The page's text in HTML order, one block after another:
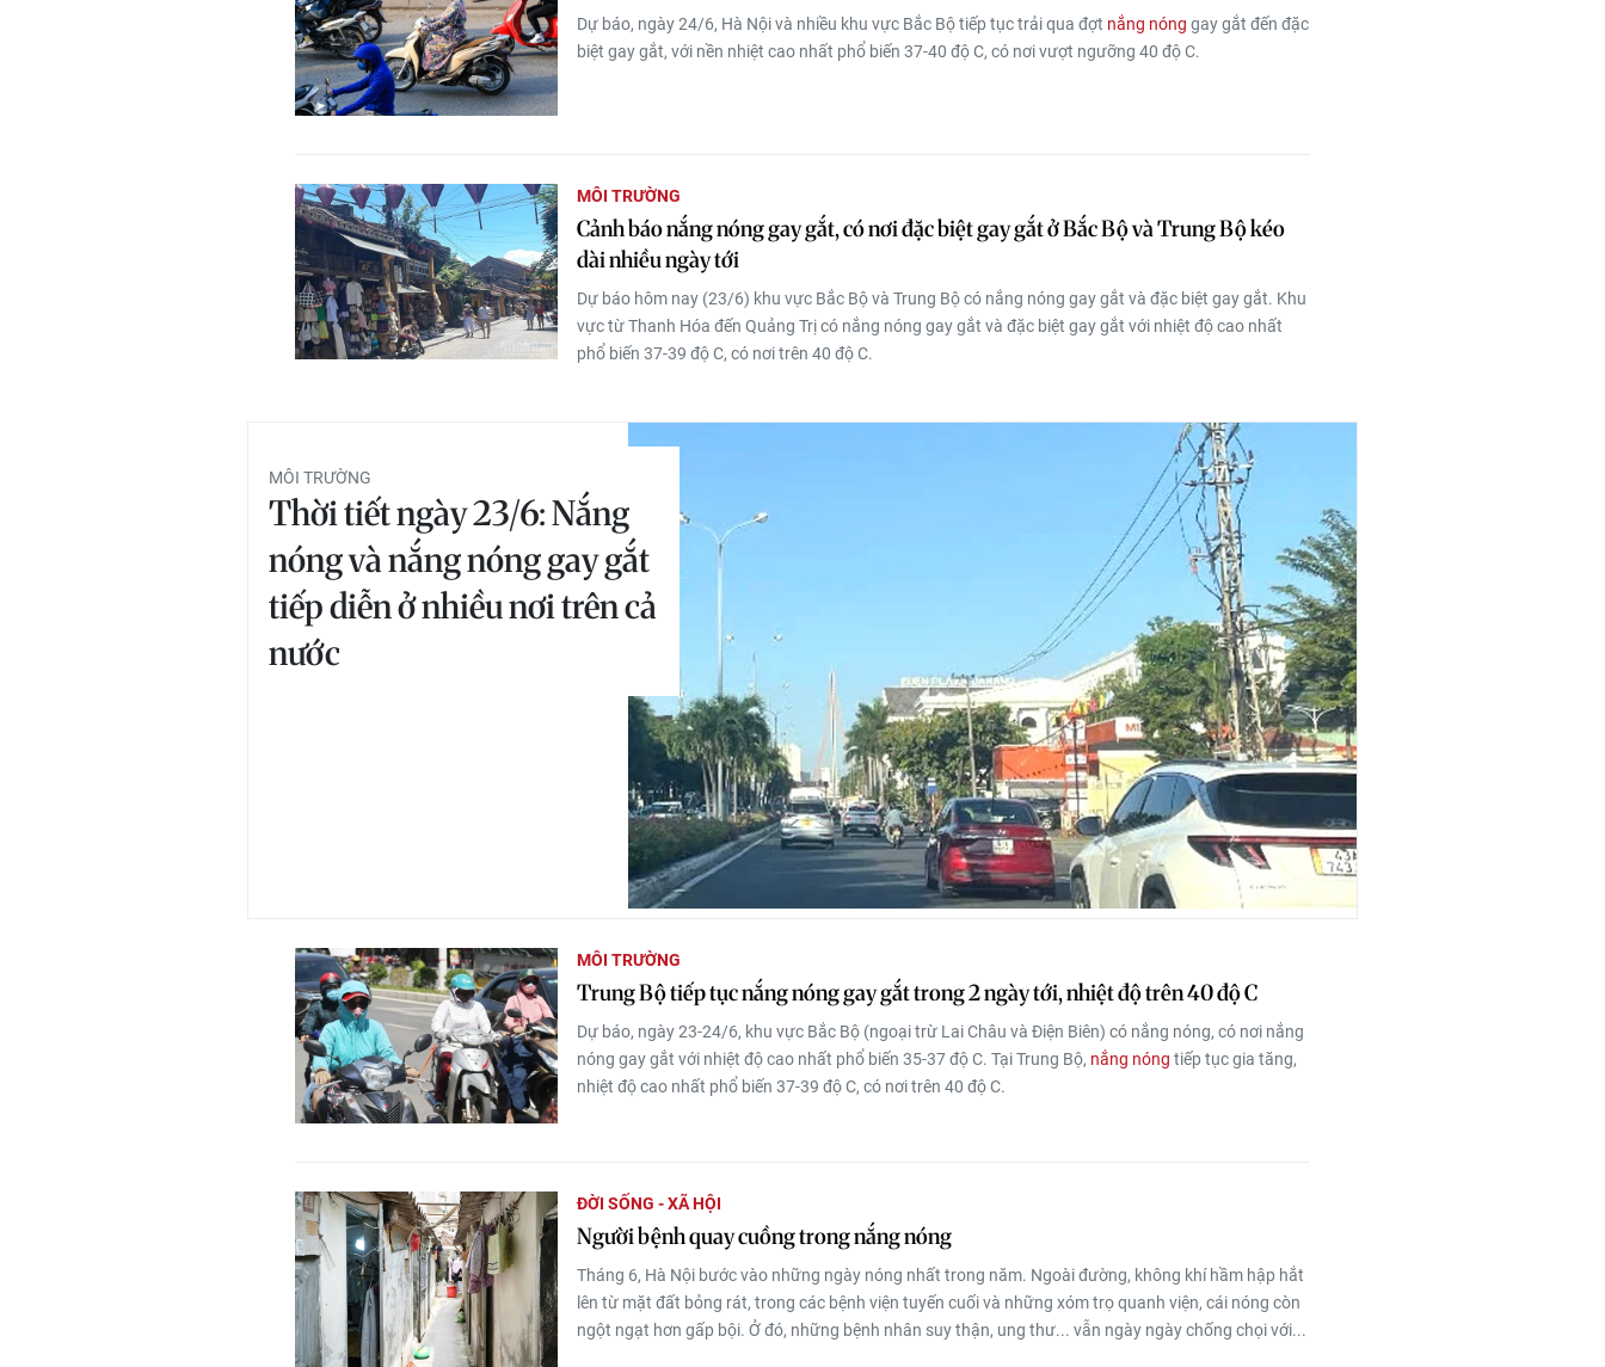
Dự báo, ngày 24/6, Hà Nội và nhiều khu vực Bắc Bộ tiếp tục trải qua đợt nắng nóng gay gắt đến đặc
biệt gay gắt, với nền nhiệt cao nhất phổ biến 37-40 độ C, có nơi vượt ngưỡng 40 độ C.
MÔI TRƯỜNG
Cảnh báo nắng nóng gay gắt, có nơi đặc biệt gay gắt ở Bắc Bộ và Trung Bộ kéo
dài nhiều ngày tới
Dự báo hôm nay (23/6) khu vực Bắc Bộ và Trung Bộ có nắng nóng gay gắt và đặc biệt gay gắt. Khu
vực từ Thanh Hóa đến Quảng Trị có nắng nóng gay gắt và đặc biệt gay gắt với nhiệt độ cao nhất
phổ biến 37-39 độ C, có nơi trên 40 độ C.
MÔI TRƯỜNG
Thời tiết ngày 23/6: Nắng
nóng và nắng nóng gay gắt
tiếp diễn ở nhiều nơi trên cả
nước
MÔI TRƯỜNG
Trung Bộ tiếp tục nắng nóng gay gắt trong 2 ngày tới, nhiệt độ trên 40 độ C
Dự báo, ngày 23-24/6, khu vực Bắc Bộ (ngoại trừ Lai Châu và Điện Biên) có nắng nóng, có nơi nắng
nóng gay gắt với nhiệt độ cao nhất phổ biến 35-37 độ C. Tại Trung Bộ, nắng nóng tiếp tục gia tăng,
nhiệt độ cao nhất phổ biến 37-39 độ C, có nơi trên 40 độ C.
ĐỜI SỐNG - XÃ HỘI
Người bệnh quay cuồng trong nắng nóng
Tháng 6, Hà Nội bước vào những ngày nóng nhất trong năm. Ngoài đường, không khí hầm hập hắt
lên từ mặt đất bỏng rát, trong các bệnh viện tuyến cuối và những xóm trọ quanh viện, cái nóng còn
ngột ngạt hơn gấp bội. Ở đó, những bệnh nhân suy thận, ung thư... vẫn ngày ngày chống chọi với...